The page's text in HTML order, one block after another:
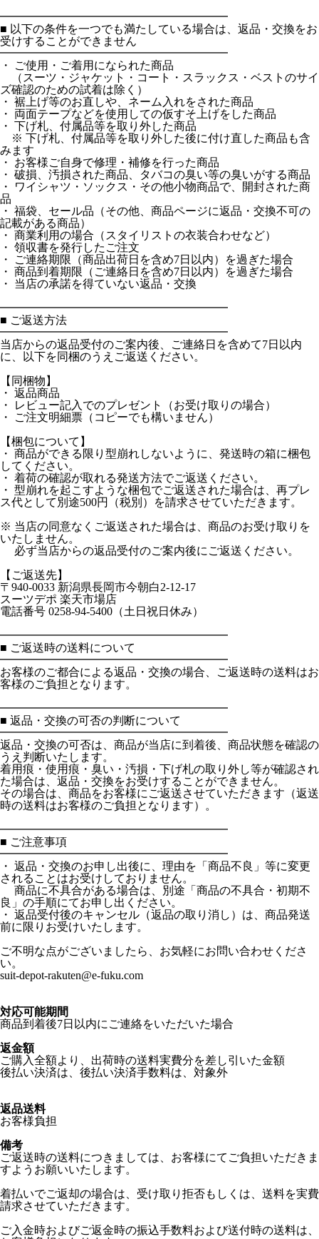
━━━━━━━━━━━━━━━━━━━━
■ 以下の条件を一つでも満たしている場合は、返品・交換をお
受けすることができません
━━━━━━━━━━━━━━━━━━━━
・ ご使用・ご着用になられた商品
（スーツ・ジャケット・コート・スラックス・ベストのサイ
ズ確認のための試着は除く）
・ 裾上げ等のお直しや、ネーム入れをされた商品
・ 両面テープなどを使用しての仮すそ上げをした商品
・ 下げ札、付属品等を取り外した商品
※ 下げ札、付属品等を取り外した後に付け直した商品も含
みます
・ お客様ご自身で修理・補修を行った商品
・ 破損、汚損された商品、タバコの臭い等の臭いがする商品
・ ワイシャツ・ソックス・その他小物商品で、開封された商
品
・ 福袋、セール品（その他、商品ページに返品・交換不可の
記載がある商品）
・ 商業利用の場合（スタイリストの衣装合わせなど）
・ 領収書を発行したご注文
・ ご連絡期限（商品出荷日を含め7日以内）を過ぎた場合
・ 商品到着期限（ご連絡日を含め7日以内）を過ぎた場合
・ 当店の承諾を得ていない返品・交換
━━━━━━━━━━━━━━━━━━━━
■ ご返送方法
━━━━━━━━━━━━━━━━━━━━
当店からの返品受付のご案内後、ご連絡日を含めて7日以内
に、以下を同梱のうえご返送ください。
【同梱物】
・ 返品商品
・ レビュー記入でのプレゼント（お受け取りの場合）
・ ご注文明細票（コピーでも構いません）
【梱包について】
・ 商品ができる限り型崩れしないように、発送時の箱に梱包
してください。
・ 着荷の確認が取れる発送方法でご返送ください。
・ 型崩れを起こすような梱包でご返送された場合は、再プレ
ス代として別途500円（税別）を請求させていただきます。
※ 当店の同意なくご返送された場合は、商品のお受け取りを
いたしません。
必ず当店からの返品受付のご案内後にご返送ください。
【ご返送先】
〒940-0033 新潟県長岡市今朝白2-12-17
スーツデポ 楽天市場店
電話番号 0258-94-5400（土日祝日休み）
━━━━━━━━━━━━━━━━━━━━
■ ご返送時の送料について
━━━━━━━━━━━━━━━━━━━━
お客様のご都合による返品・交換の場合、ご返送時の送料はお
客様のご負担となります。
━━━━━━━━━━━━━━━━━━━━
■ 返品・交換の可否の判断について
━━━━━━━━━━━━━━━━━━━━
返品・交換の可否は、商品が当店に到着後、商品状態を確認の
うえ判断いたします。
着用痕・使用痕・臭い・汚損・下げ札の取り外し等が確認され
た場合は、返品・交換をお受けすることができません。
その場合は、商品をお客様にご返送させていただきます（返送
時の送料はお客様のご負担となります）。
━━━━━━━━━━━━━━━━━━━━
■ ご注意事項
━━━━━━━━━━━━━━━━━━━━
・ 返品・交換のお申し出後に、理由を「商品不良」等に変更
されることはお受けしておりません。
商品に不具合がある場合は、別途「商品の不具合・初期不
良」の手順にてお申し出ください。
・ 返品受付後のキャンセル（返品の取り消し）は、商品発送
前に限りお受けいたします。
ご不明な点がございましたら、お気軽にお問い合わせくださ
い。
suit-depot-rakuten@e-fuku.com
対応可能期間
商品到着後7日以内にご連絡をいただいた場合
返金額
ご購入全額より、出荷時の送料実費分を差し引いた金額
後払い決済は、後払い決済手数料は、対象外
返品送料
お客様負担
備考
ご返送時の送料につきましては、お客様にてご負担いただきま
すようお願いいたします。
着払いでご返却の場合は、受け取り拒否もしくは、送料を実費
請求させていただきます。
ご入金時およびご返金時の振込手数料および送付時の送料は、